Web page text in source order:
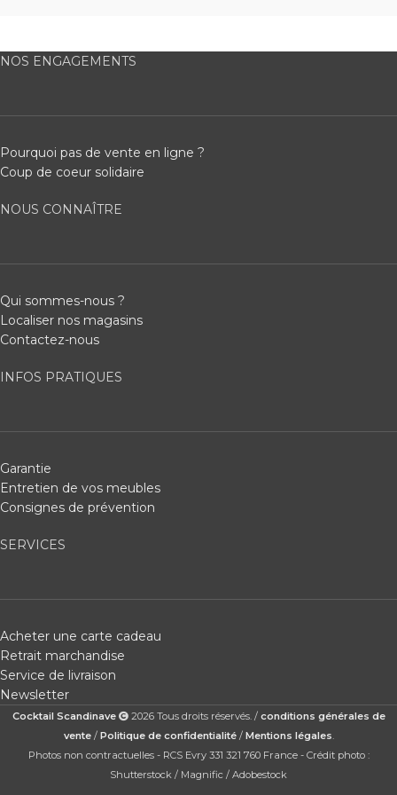
NOS ENGAGEMENTS
Pourquoi pas de vente en ligne ?
Coup de coeur solidaire
NOUS CONNAÎTRE
Qui sommes-nous ?
Localiser nos magasins
Contactez-nous
INFOS PRATIQUES
Garantie
Entretien de vos meubles
Consignes de prévention
SERVICES
Acheter une carte cadeau
Retrait marchandise
Service de livraison
Newsletter
Cocktail Scandinave 2026 Tous droits réservés. / conditions générales de
vente/ Politique de confidentialité/ Mentions légales
Photos non contractuelles - RCS Evry 331 321 760 France - Crédit photo :
Shutterstock / Magnific / Adobestock